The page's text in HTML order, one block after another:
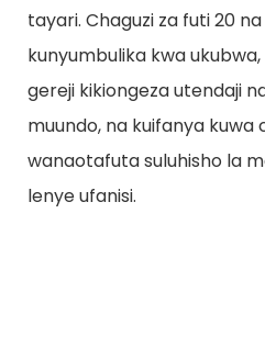
tayari. Chaguzi za futi 20
kunyumbulika kwa
gereji kikiongeza utendaji
muundo, na kuifanya
wanaotafuta suluhisho la
lenye ufanisi.